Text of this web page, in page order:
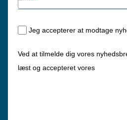
Jeg accepterer at modtage
Ved at tilmelde dig vores
læst og accepteret vores